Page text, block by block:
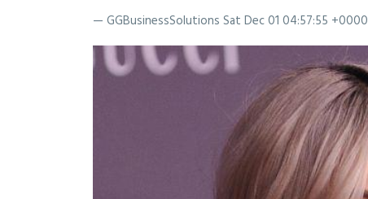
— GGBusinessSolutions Sat Dec 01 04:57:55